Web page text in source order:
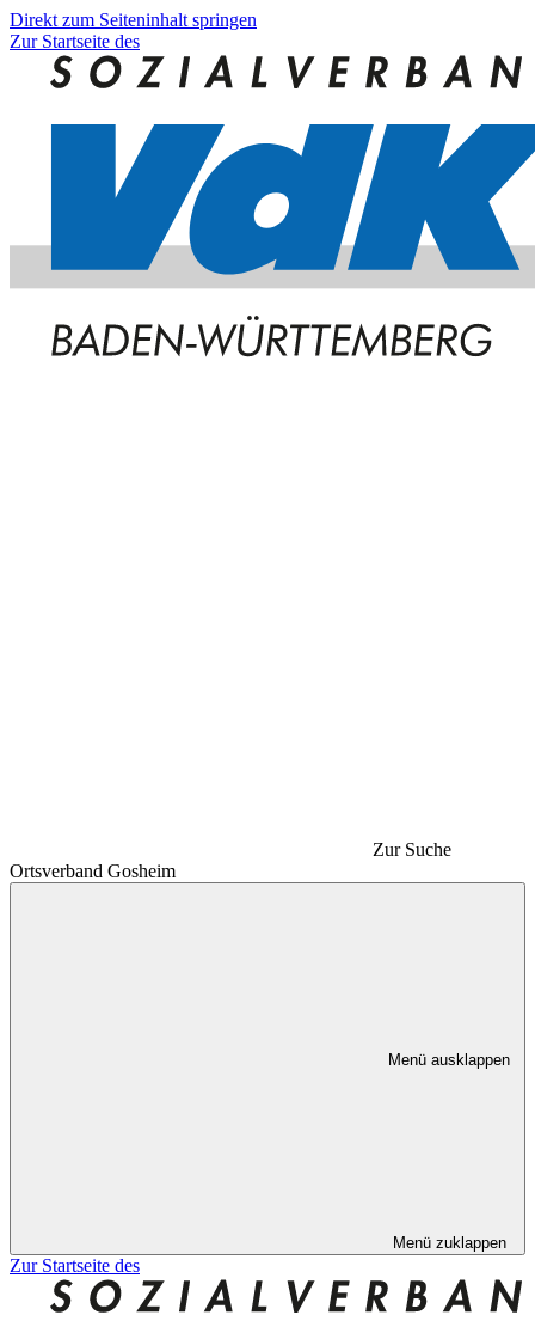
Direkt zum Seiteninhalt springen
Zur Startseite des
Zur Suche
Ortsverband Gosheim
Menü ausklappen
Menü zuklappen
Zur Startseite des